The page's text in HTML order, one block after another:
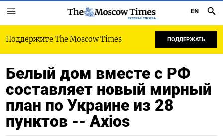
РУССКАЯ СЛУЖБА
EN
Поддержите The Moscow Times ПОДДЕРЖАТЬ
Белый дом вместе с РФ
составляет новый мирный
план по Украине из 28
пунктов -- Axios